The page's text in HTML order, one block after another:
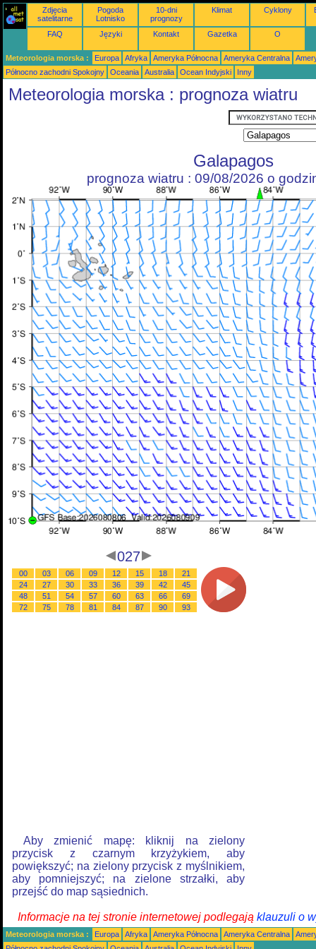
Zdjęcia
satelitarne
Pogoda
Lotnisko
10-dni
prognozy
Klimat Cyklony
FAQ Języki Kontakt Gazetka O
Meteorologia morska : Europa Afryka Ameryka Północna Ameryka Centralna
Północno zachodni Spokojny
Oceania Australia Ocean Indyjski Inny
Meteorologia morska : prognoza wiatru
Galapagos
prognoza wiatru : 09/08/2026 o
027
00 03 06 09 12 15 18
21
24
27 30 33 36 39 42
45
48
51 54 57 60 63 66
69
72
75 78 81 84 87 90 93
Aby zmienić mapę: kliknij na zielony
przycisk z czarnym krzyżykiem, aby
powiększyć; na zielony przycisk z myślnikiem,
aby pomniejszyć; na zielone strzałki, aby
przejść do map sąsiednich.
Informacje na tej stronie internetowej podlegają klauzuli o
Meteorologia morska : Europa Afryka Ameryka Północna Ameryka Centralna